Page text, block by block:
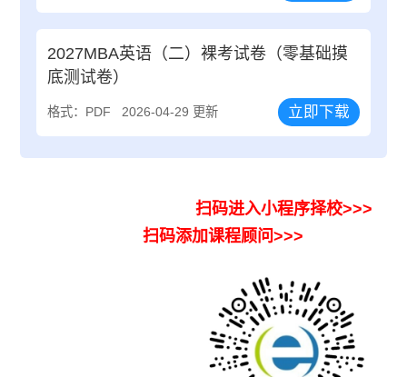
2027MBA英语（二）裸考试卷（零基础摸
底测试卷）
格式：PDF 2026-04-29 更新 立即下载
扫码进入小程序择校>>>
扫码添加课程顾问>>>